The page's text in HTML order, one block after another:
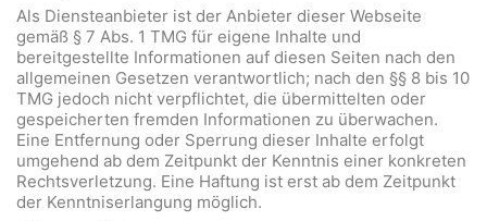
Als Diensteanbieter ist der Anbieter dieser Webseite
gemäß § 7 Abs. 1 TMG für eigene Inhalte und
bereitgestellte Informationen auf diesen Seiten nach den
allgemeinen Gesetzen verantwortlich; nach den §§ 8 bis 10
TMG jedoch nicht verpflichtet, die übermittelten oder
gespeicherten fremden Informationen zu überwachen.
Eine Entfernung oder Sperrung dieser Inhalte erfolgt
umgehend ab dem Zeitpunkt der Kenntnis einer konkreten
Rechtsverletzung. Eine Haftung ist erst ab dem Zeitpunkt
der Kenntniserlangung möglich.